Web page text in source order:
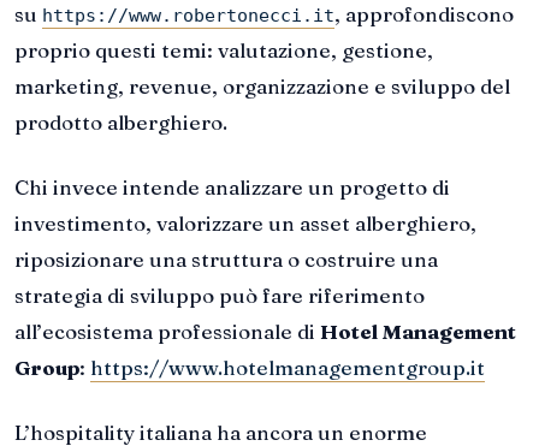
su https://www.robertonecci.it, approfondiscono
proprio questi temi: valutazione, gestione,
marketing, revenue, organizzazione e sviluppo del
prodotto alberghiero.
Chi invece intende analizzare un progetto di
investimento, valorizzare un asset alberghiero,
riposizionare una struttura o costruire una
strategia di sviluppo può fare riferimento
all’ecosistema professionale di Hotel Management
Group: https://www.hotelmanagementgroup.it
L’hospitality italiana ha ancora un enorme